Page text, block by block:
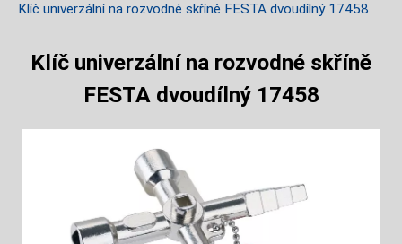
Klíč univerzální na rozvodné skříně FESTA dvoudílný 17458
Klíč univerzální na rozvodné skříně
FESTA dvoudílný 17458